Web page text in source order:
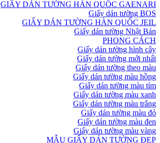
GIẤY DÁN TƯỜNG HÀN QUỐC GAENARI
Giấy dán tường BOS
GIẤY DÁN TƯỜNG HÀN QUỐC JEIL
Giấy dán tường Nhật Bản
PHONG CÁCH
Giấy dán tường hình cây
Giấy dán tường mới nhất
Giấy dán tường theo màu
Giấy dán tường màu hồng
Giấy dán tường màu tím
Giấy dán tường màu xanh
Giấy dán tường màu trắng
Giấy dán tường màu đỏ
Giấy dán tường màu đen
Giấy dán tường màu vàng
MẪU GIẤY DÁN TƯỜNG ĐẸP